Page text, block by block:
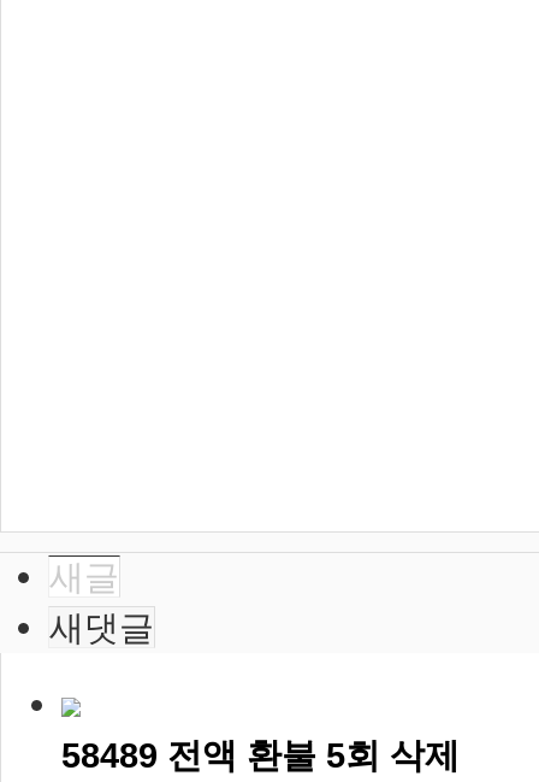
새글
새댓글
58489 전액 환불 5회 삭제